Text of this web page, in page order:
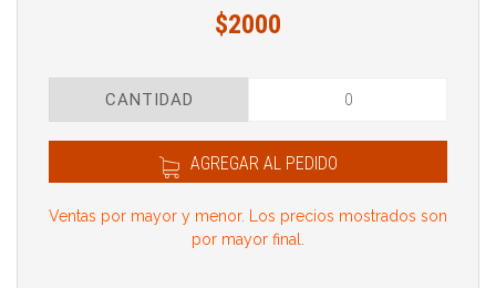
$2000
CANTIDAD
AGREGAR AL PEDIDO
Ventas por mayor y menor. Los precios mostrados son
por mayor final.